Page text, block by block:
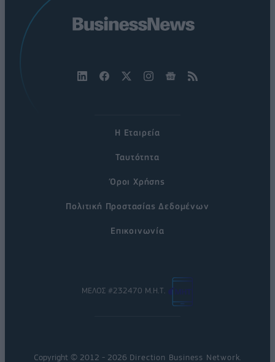
Η Εταιρεία
Ταυτότητα
Όροι Χρήσης
Πολιτική Προστασίας Δεδομένων
Επικοινωνία
ΜΕΛΟΣ #232470 Μ.Η.Τ.
Copyright © 2012 - 2026 Direction Business Network